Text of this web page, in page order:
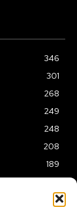
346
301
268
249
248
208
189
175